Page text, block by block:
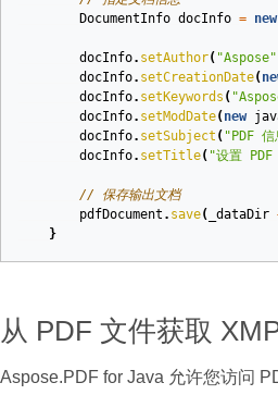
DocumentInfo docInfo = new
docInfo. setAuthor( "Aspose"
docInfo. setCreationDate(
docInfo. setKeywords (
docInfo. setModDate( new
docInfo. setSubject ( "PDF
docInfo. setTitle( "设置
// 保存输出文档
pdfDocument . save( _dataDir
}
从 PDF 文件获取
Aspose.PDF for Java 允许您访问